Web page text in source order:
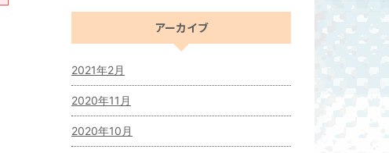
アーカイブ
2021年2月
2020年11月
2020年10月